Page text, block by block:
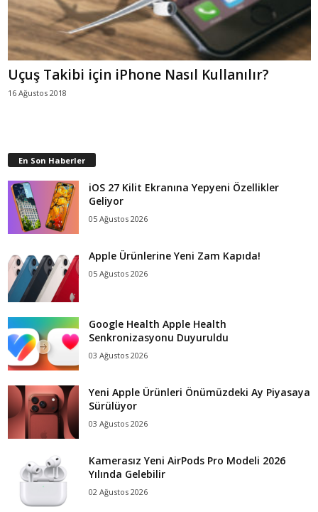
Uçuş Takibi için iPhone Nasıl Kullanılır?
16 Ağustos 2018
En Son Haberler
iOS 27 Kilit Ekranına Yepyeni Özellikler
Geliyor
05 Ağustos 2026
Apple Ürünlerine Yeni Zam Kapıda!
05 Ağustos 2026
Google Health Apple Health
Senkronizasyonu Duyuruldu
03 Ağustos 2026
Yeni Apple Ürünleri Önümüzdeki Ay Piyasaya
Sürülüyor
03 Ağustos 2026
Kamerasız Yeni AirPods Pro Modeli 2026
Yılında Gelebilir
02 Ağustos 2026